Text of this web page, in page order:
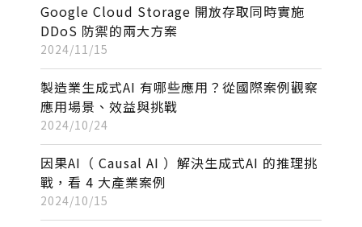
Google Cloud Storage 開放存取同時實施
DDoS 防禦的兩大方案
2024/11/15
製造業生成式AI 有哪些應用？從國際案例觀察
應用場景、效益與挑戰
2024/10/24
因果AI（ Causal AI ）解決生成式AI 的推理挑
戰，看 4 大產業案例
2024/10/15